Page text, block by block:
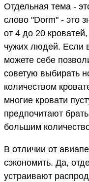
Отдельная тема -
слово "Dorm" - это
от 4 до 20
чужих людей. Если
можете себе
советую выбирать
количеством
многие кровати
предпочитают
большим
В отличии от
сэкономить. Да,
устраивают